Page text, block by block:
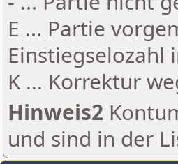
E ... Partie
Einstiegselozahl
K ... Korrektur
Hinweis2
und sind in der